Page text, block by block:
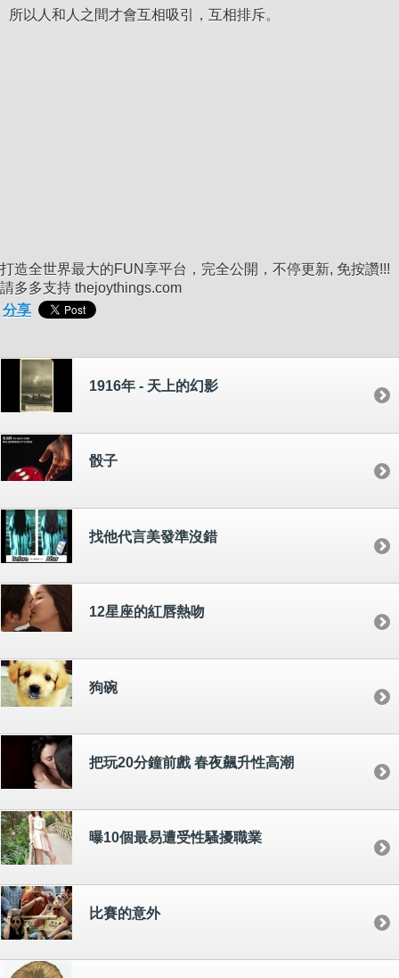
所以人和人之間才會互相吸引，互相排斥。
打造全世界最大的FUN享平台，完全公開，不停更新, 免按讚!!!
請多多支持 thejoythings.com
分享
1916年 - 天上的幻影
骰子
找他代言美發準沒錯
12星座的紅唇熱吻
狗碗
把玩20分鐘前戲 春夜飆升性高潮
曝10個最易遭受性騷擾職業
比賽的意外